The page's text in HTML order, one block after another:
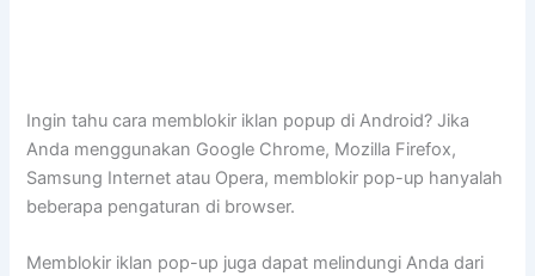
Ingin tahu cara memblokir iklan popup di Android? Jika
Anda menggunakan Google Chrome, Mozilla Firefox,
Samsung Internet atau Opera, memblokir pop-up hanyalah
beberapa pengaturan di browser.
Memblokir iklan pop-up juga dapat melindungi Anda dari